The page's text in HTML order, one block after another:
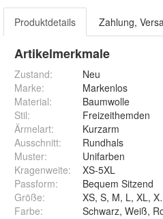
Produktdetails Zahlung,
Artikelmerkmale
Zustand:
Neu
Marke:
Markenlos
Material:
Baumwolle
Stil:
Freizeithemden
Ärmelart:
Kurzarm
Ausschnitt:
Rundhals
Muster:
Unifarben
Kragenweite:
XS-5XL
Passform:
Bequem Sitzend
Größe:
Farbe: